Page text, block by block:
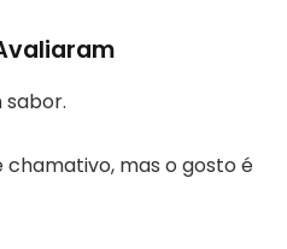
sabor.
chamativo, mas o gosto é